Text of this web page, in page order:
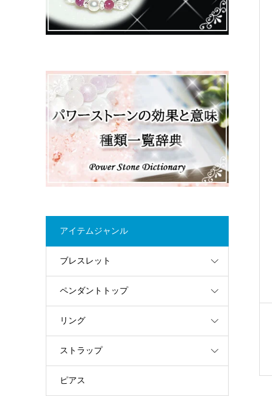
アイテムジャンル
ブレスレット
ペンダントトップ
リング
ストラップ
ピアス